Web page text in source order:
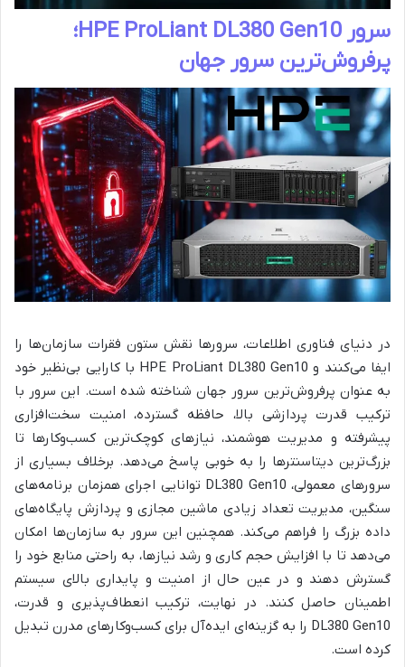
سرور HPE ProLiant DL380 Gen10؛
پرفروش‌ترین سرور جهان
در دنیای فناوری اطلاعات، سرورها نقش ستون فقرات سازمان‌ها را
ایفا می‌کنند و HPE ProLiant DL380 Gen10 با کارایی بی‌نظیر خود
به عنوان پرفروش‌ترین سرور جهان شناخته شده است. این سرور با
ترکیب قدرت پردازشی بالا، حافظه گسترده، امنیت سخت‌افزاری
پیشرفته و مدیریت هوشمند، نیازهای کوچک‌ترین کسب‌وکارها تا
بزرگ‌ترین دیتاسنترها را به خوبی پاسخ می‌دهد. برخلاف بسیاری از
سرورهای معمولی، DL380 Gen10 توانایی اجرای همزمان برنامه‌های
سنگین، مدیریت تعداد زیادی ماشین مجازی و پردازش پایگاه‌های
داده بزرگ را فراهم می‌کند. همچنین این سرور به سازمان‌ها امکان
می‌دهد تا با افزایش حجم کاری و رشد نیازها، به راحتی منابع خود را
گسترش دهند و در عین حال از امنیت و پایداری بالای سیستم
اطمینان حاصل کنند. در نهایت، ترکیب انعطاف‌پذیری و قدرت،
DL380 Gen10 را به گزینه‌ای ایده‌آل برای کسب‌وکارهای مدرن تبدیل
کرده است.